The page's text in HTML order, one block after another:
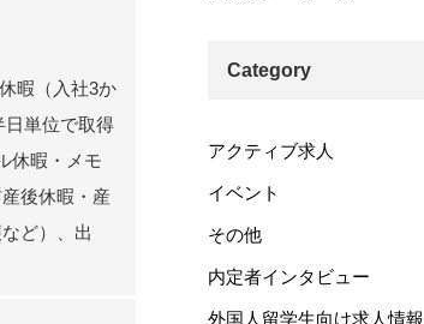
暇（入社3か
日単位で取得
休暇・メモ
後休暇・産
ど）、出
Category
アクティブ求人
イベント
その他
内定者インタビュー
外国人留学生向け求人情報